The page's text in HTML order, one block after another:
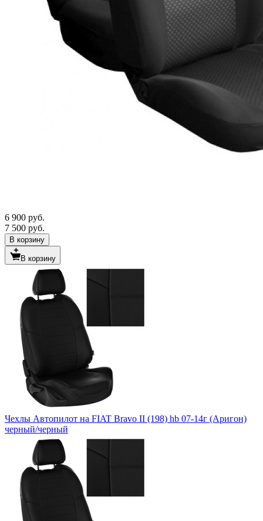
6 900 руб.
7 500 руб.
В корзину
В корзину
Чехлы Автопилот на FIAT Bravo II (198) hb 07-14г (Аригон)
черный/черный